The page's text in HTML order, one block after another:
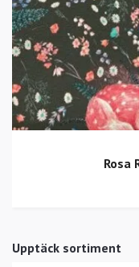
Upptäck sortiment
Rosa